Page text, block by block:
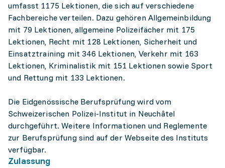
umfasst 1175 Lektionen, die sich auf verschiedene
Fachbereiche verteilen. Dazu gehören Allgemeinbildung
mit 79 Lektionen, allgemeine Polizeifächer mit 175
Lektionen, Recht mit 128 Lektionen, Sicherheit und
Einsatztraining mit 346 Lektionen, Verkehr mit 163
Lektionen, Kriminalistik mit 151 Lektionen sowie Sport
und Rettung mit 133 Lektionen.
Die Eidgenössische Berufsprüfung wird vom
Schweizerischen Polizei-Institut in Neuchâtel
durchgeführt. Weitere Informationen und Reglemente
zur Berufsprüfung sind auf der Webseite des Instituts
verfügbar.
Zulassung